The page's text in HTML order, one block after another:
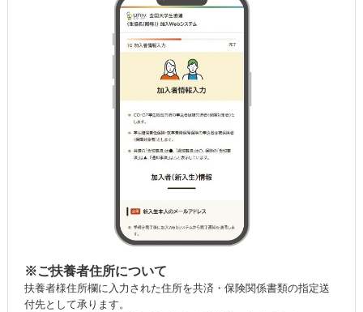
※ご扶養者住所について
扶養者様住所欄に入力された住所を共済・保険関係書類の指定送
付先として承ります。